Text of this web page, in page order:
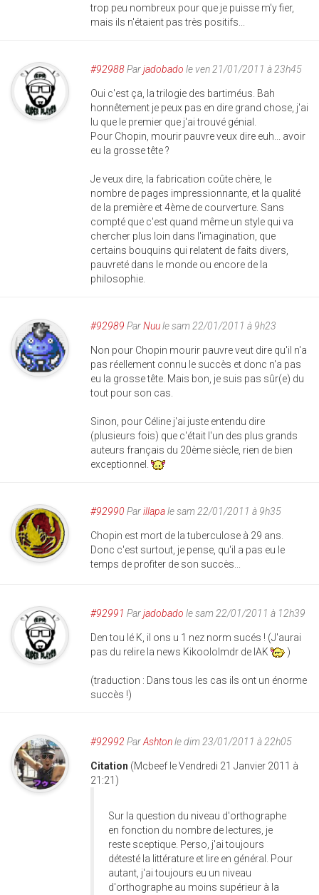
trop peu nombreux pour que je puisse m'y fier,
mais ils n'étaient pas très positifs...
#92988Parjadobado le ven 21/01/2011 à 23h45
Oui c'est ça, la trilogie des bartiméus. Bah
honnêtement je peux pas en dire grand chose, j'ai
lu que le premier que j'ai trouvé génial.
Pour Chopin, mourir pauvre veux dire euh... avoir
eu la grosse tête ?
Je veux dire, la fabrication coûte chère, le
nombre de pages impressionnante, et la qualité
de la première et 4ème de courverture. Sans
compté que c'est quand même un style qui va
chercher plus loin dans l'imagination, que
certains bouquins qui relatent de faits divers,
pauvreté dans le monde ou encore de la
philosophie.
#92989 ParNuule sam 22/01/2011 à 9h23
Non pour Chopin mourir pauvre veut dire qu'il n'a
pas réellement connu le succès et donc n'a pas
eu la grosse tête. Mais bon, je suis pas sûr(e) du
tout pour son cas.
Sinon, pour Céline j'ai juste entendu dire
(plusieurs fois) que c'était l'un des plus grands
auteurs français du 20ème siècle, rien de bien
exceptionnel.
#92990 Parillapale sam 22/01/2011 à 9h35
Chopin est mort de la tuberculose à 29 ans.
Donc c'est surtout, je pense, qu'il a pas eu le
temps de profiter de son succès...
#92991 Parjadobado le sam 22/01/2011 à 12h39
Den tou lé K, il ons u 1 nez norm sucés ! (J'aurai
pas du relire la news Kikoololmdr de IAK
)
(traduction : Dans tous les cas ils ont un énorme
succès !)
#92992 ParAshtonle dim 23/01/2011 à 22h05
Citation (Mcbeef le Vendredi 21 Janvier 2011 à
21:21)
Sur la question du niveau d'orthographe
en fonction du nombre de lectures, je
reste sceptique. Perso, j'ai toujours
détesté la littérature et lire en général. Pour
autant, j'ai toujours eu un niveau
d'orthographe au moins supérieur à la